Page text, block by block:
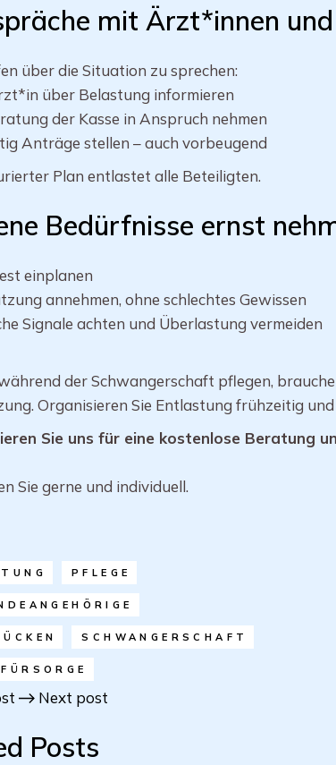
mit Ärzt*innen
über die Situation zu sprechen:
über Belastung informieren
der Kasse in Anspruch nehmen
Anträge stellen – auch vorbeugend
Plan entlastet alle Beteiligten.
Bedürfnisse ernst
einplanen
annehmen, ohne schlechtes Gewissen
Signale achten und Überlastung vermeiden
der Schwangerschaft pflegen,
Organisieren Sie Entlastung frühzeitig und
Sie uns für eine kostenlose Beratung
Sie gerne und individuell.
PFLEGE
SCHWANGERSCHAFT
Next post
Posts